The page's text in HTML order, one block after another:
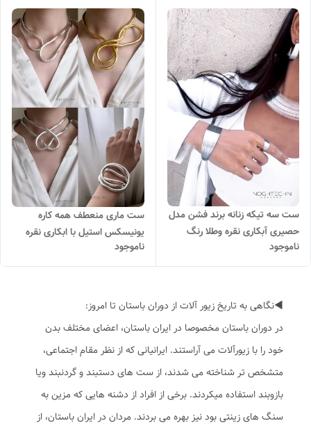
ست سه تیکه زنانه برند فشن مدل
حصیری آبکاری نقره وطلا رنگ
ثابت وضدحساسیت
ناموجود
ست ماری منعطف همه کاره
یونیسکس استیل با ابکاری نقره
وطلا رنگ ثابت و ضدحساسیت
ناموجود
◀️نگاهی به تاریخ زیور آلات از دوران باستان تا امروز:
در دوران باستان مخصوصا در ایران باستان، اعضای مختلف بدن
خود را با زیورآلات می آراستند. ایرانیانی که از نظر مقام اجتماعی،
متشخص تر شناخته می شدند، از ست های دستبند و گردنبند ویا
بازوبند استفاده میکردند. برخی از افراد از دشنه هایی که مزین به
سنگ های زینتی بود نیز بهره می بردند. مردان در ایران باستان، از